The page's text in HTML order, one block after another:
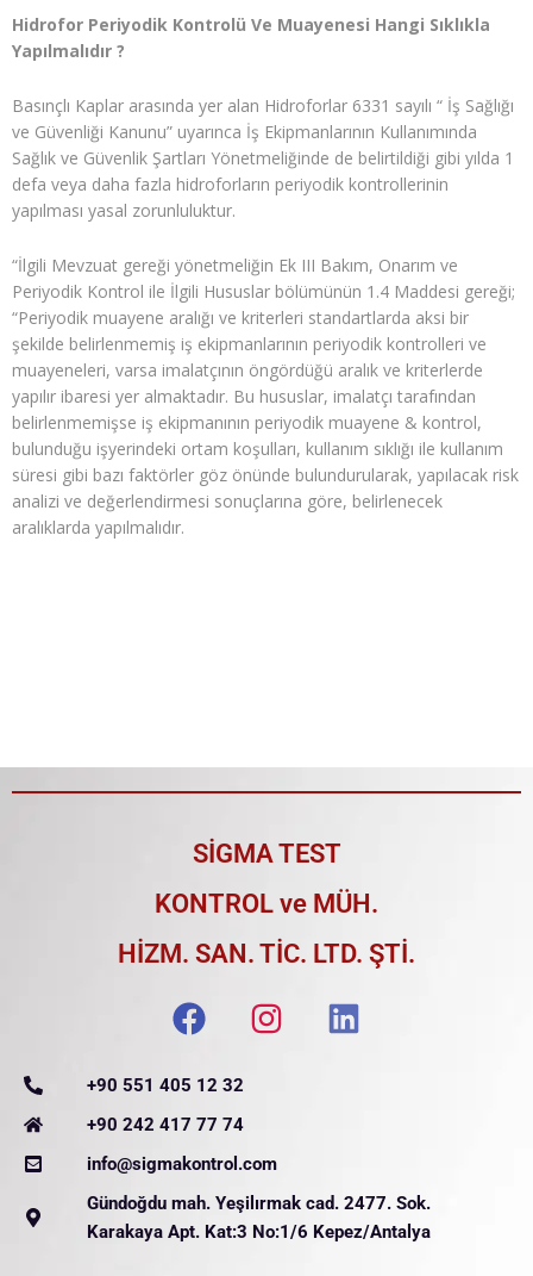
Hidrofor Periyodik Kontrolü Ve Muayenesi Hangi Sıklıkla
Yapılmalıdır ?
Basınçlı Kaplar arasında yer alan Hidroforlar 6331 sayılı “ İş Sağlığı
ve Güvenliği Kanunu” uyarınca İş Ekipmanlarının Kullanımında
Sağlık ve Güvenlik Şartları Yönetmeliğinde de belirtildiği gibi yılda 1
defa veya daha fazla hidroforların periyodik kontrollerinin
yapılması yasal zorunluluktur.
“İlgili Mevzuat gereği yönetmeliğin Ek III Bakım, Onarım ve
Periyodik Kontrol ile İlgili Hususlar bölümünün 1.4 Maddesi gereği;
“Periyodik muayene aralığı ve kriterleri standartlarda aksi bir
şekilde belirlenmemiş iş ekipmanlarının periyodik kontrolleri ve
muayeneleri, varsa imalatçının öngördüğü aralık ve kriterlerde
yapılır ibaresi yer almaktadır. Bu hususlar, imalatçı tarafından
belirlenmemişse iş ekipmanının periyodik muayene & kontrol,
bulunduğu işyerindeki ortam koşulları, kullanım sıklığı ile kullanım
süresi gibi bazı faktörler göz önünde bulundurularak, yapılacak risk
analizi ve değerlendirmesi sonuçlarına göre, belirlenecek
aralıklarda yapılmalıdır.
SİGMA TEST
KONTROL ve MÜH.
HİZM. SAN. TİC. LTD. ŞTİ.
+90 551 405 12 32
+90 242 417 77 74
info@sigmakontrol.com
Gündoğdu mah. Yeşilırmak cad. 2477. Sok.
Karakaya Apt. Kat:3 No:1/6 Kepez/Antalya